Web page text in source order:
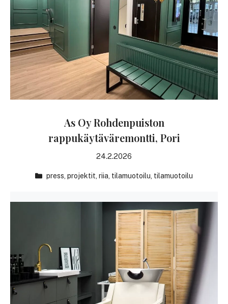
As Oy Rohdenpuiston
rappukäytäväremontti, Pori
24.2.2026
press ,projektit ,riia tilamuotoilu tilamuotoilu